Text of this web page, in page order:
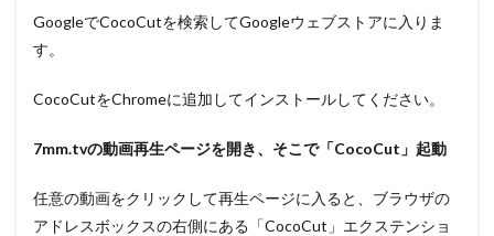
GoogleでCocoCutを検索してGoogleウェブストアに入りま
す。
CocoCutをChromeに追加してインストールしてください。
7mm.tvの動画再生ページを開き、そこで「CocoCut 」起動
任意の動画をクリックして再生ページに入ると、ブラウザの
アドレスボックスの右側にある「CocoCut」エクステンショ